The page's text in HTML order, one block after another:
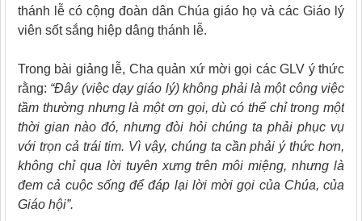
thánh lễ có cộng đoàn dân Chúa giáo họ và các Giáo lý
viên sốt sắng hiệp dâng thánh lễ.
Trong bài giảng lễ, Cha quản xứ mời gọi các GLV ý thức
rằng: “Đây (việc dạy giáo lý) không phải là một công việc
tầm thường nhưng là một ơn gọi, dù có thể chỉ trong một
thời gian nào đó, nhưng đòi hỏi chúng ta phải phục vụ
với trọn cả trái tim. Vì vậy, chúng ta cần phải ý thức hơn,
không chỉ qua lời tuyên xưng trên môi miệng, nhưng là
đem cả cuộc sống để đáp lại lời mời gọi của Chúa, của
Giáo hội”.